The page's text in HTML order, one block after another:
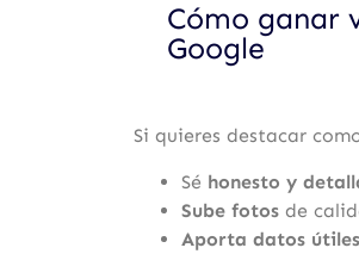
Cómo ganar
Google
Si quieres destacar
Sé honesto y
Sube fotos de
Aporta datos útiles